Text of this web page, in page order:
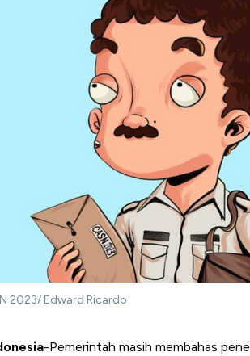
2023/ Edward Ricardo
-Pemerintah masih membahas